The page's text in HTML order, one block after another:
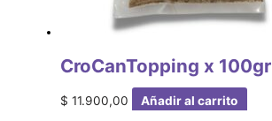
CroCanTopping x 100gr
$ 11.900,00 Añadir al carrito